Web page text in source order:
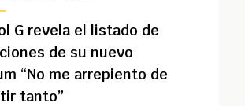
G revela el listado de
de su nuevo
“No me arrepiento de
tanto”